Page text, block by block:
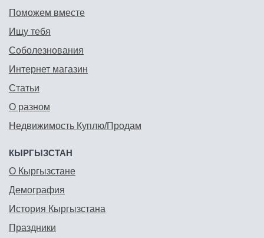
Поможем вместе
Ищу тебя
Соболезнования
Интернет магазин
Статьи
О разном
Недвижимость Куплю/Продам
КЫРГЫЗСТАН
О Кыргызстане
Демография
История Кыргызстана
Праздники